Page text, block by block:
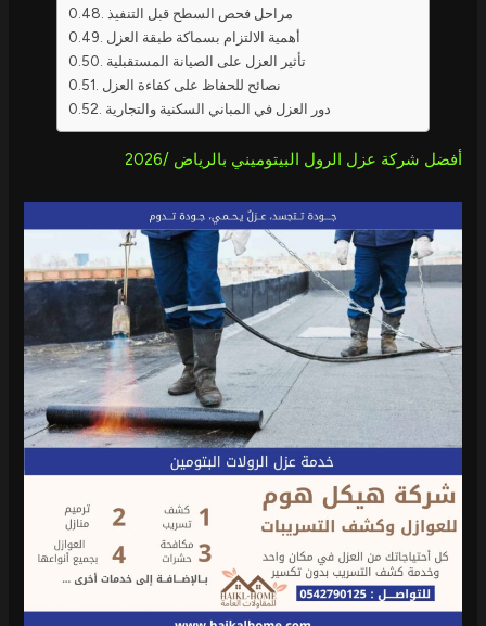
مراحل فحص السطح قبل التنفيذ
أهمية الالتزام بسماكة طبقة العزل
تأثير العزل على الصيانة المستقبلية
نصائح للحفاظ على كفاءة العزل
دور العزل في المباني السكنية والتجارية
أفضل شركة عزل الرول البيتوميني بالرياض /2026